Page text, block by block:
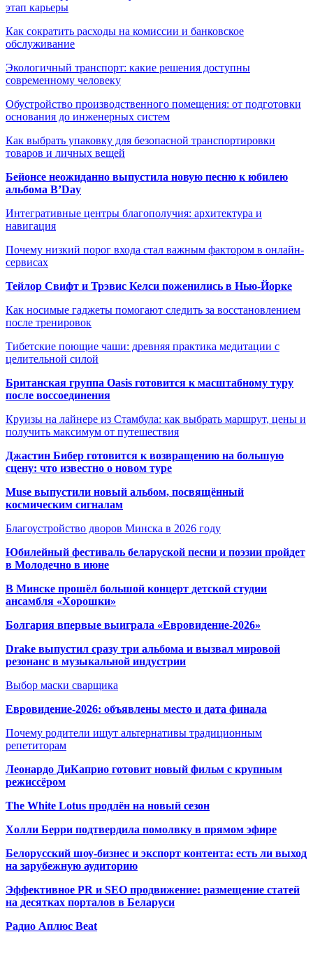
этап карьеры
Как сократить расходы на комиссии и банковское
обслуживание
Экологичный транспорт: какие решения доступны
современному человеку
Обустройство производственного помещения: от подготовки
основания до инженерных систем
Как выбрать упаковку для безопасной транспортировки
товаров и личных вещей
Бейонсе неожиданно выпустила новую песню к юбилею
альбома B’Day
Интегративные центры благополучия: архитектура и
навигация
Почему низкий порог входа стал важным фактором в онлайн-
сервисах
Тейлор Свифт и Трэвис Келси поженились в Нью-Йорке
Как носимые гаджеты помогают следить за восстановлением
после тренировок
Тибетские поющие чаши: древняя практика медитации с
целительной силой
Британская группа Oasis готовится к масштабному туру
после воссоединения
Круизы на лайнере из Стамбула: как выбрать маршрут, цены и
получить максимум от путешествия
Джастин Бибер готовится к возвращению на большую
сцену: что известно о новом туре
Muse выпустили новый альбом, посвящённый
космическим сигналам
Благоустройство дворов Минска в 2026 году
Юбилейный фестиваль беларуской песни и поэзии пройдет
в Молодечно в июне
В Минске прошёл большой концерт детской студии
ансамбля «Хорошки»
Болгария впервые выиграла «Евровидение-2026»
Drake выпустил сразу три альбома и вызвал мировой
резонанс в музыкальной индустрии
Выбор маски сварщика
Евровидение-2026: объявлены место и дата финала
Почему родители ищут альтернативы традиционным
репетиторам
Леонардо ДиКаприо готовит новый фильм с крупным
режиссёром
The White Lotus продлён на новый сезон
Холли Берри подтвердила помолвку в прямом эфире
Белорусский шоу-бизнес и экспорт контента: есть ли выход
на зарубежную аудиторию
Эффективное PR и SEO продвижение: размещение статей
на десятках порталов в Беларуси
Радио Аплюс Beat